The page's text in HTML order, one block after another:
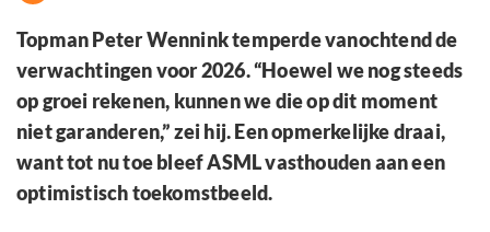
Topman Peter Wennink temperde vanochtend de
verwachtingen voor 2026. “Hoewel we nog steeds
op groei rekenen, kunnen we die op dit moment
niet garanderen,” zei hij. Een opmerkelijke draai,
want tot nu toe bleef ASML vasthouden aan een
optimistisch toekomstbeeld.